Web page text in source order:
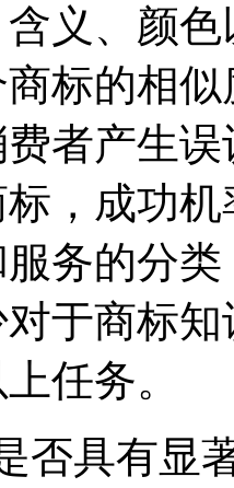
义、颜
标的相
者产生
，成功
务的分
于商标
任务。
否具有显